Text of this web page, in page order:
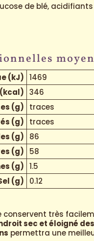
de blé,
(kJ) 1469
346
(g)
traces
(g)
traces
(g)
86
(g)
58
(g) 1.5
(g)
0.12
conservent très
sec et éloigné
permettra une